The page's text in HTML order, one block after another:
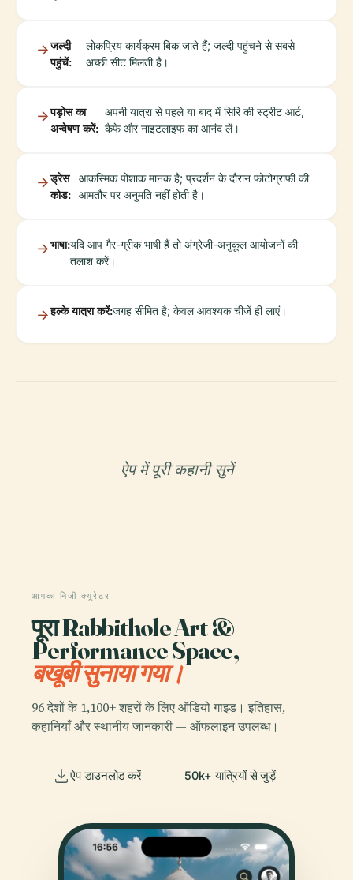
जल्दी
पहुंचें:
लोकप्रिय कार्यक्रम बिक जाते हैं; जल्दी पहुंचने से सबसे
अच्छी सीट मिलती है।
पड़ोस का
अन्वेषण करें:
अपनी यात्रा से पहले या बाद में सिरि की स्ट्रीट आर्ट,
कैफे और नाइटलाइफ का आनंद लें।
ड्रेस
कोड:
आकस्मिक पोशाक मानक है; प्रदर्शन के दौरान फोटोग्राफी की
आमतौर पर अनुमति नहीं होती है।
भाषा:यदि आप गैर-ग्रीक भाषी हैं तो अंग्रेजी-अनुकूल आयोजनों की
तलाश करें।
हल्के यात्रा करें:जगह सीमित है; केवल आवश्यक चीजें ही लाएं।
ऐप में पूरी कहानी सुनें
आपका निजी क्यूरेटर
पूरा Rabbithole Art &
Performance Space,
बखूबी सुनाया गया।
96 देशों के 1,100+ शहरों के लिए ऑडियो गाइड। इतिहास,
कहानियाँ और स्थानीय जानकारी — ऑफलाइन उपलब्ध।
ऐप डाउनलोड करें 50k+ यात्रियों से जुड़ें